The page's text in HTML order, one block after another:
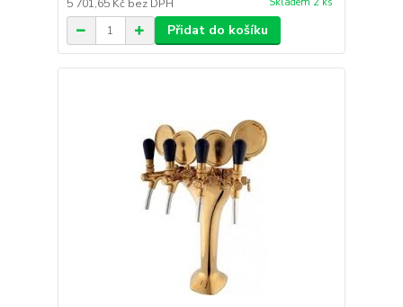
5 701,65 Kč bez DPH
Přidat do košíku